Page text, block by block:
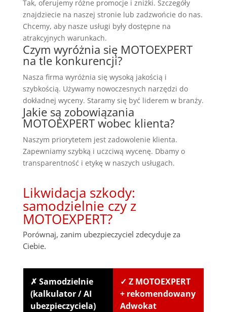
Tak, oferujemy różne promocje i zniżki. Szczegóły
znajdziecie na naszej stronie lub zadzwońcie do nas.
Chcemy, aby nasze usługi były dostępne na
atrakcyjnych warunkach.
Czym wyróżnia się MOTOEXPERT
na tle konkurencji?
Nasza firma wyróżnia się wysoką jakością i
szybkością. Używamy nowoczesnych narzędzi do
dokładnej wyceny. Staramy się być liderem w branży.
Jakie są zobowiązania
MOTOEXPERT wobec klienta?
Naszym priorytetem jest zadowolenie klienta.
Zapewniamy szybką i uczciwą wycenę. Dbamy o
transparentność i etykę w naszych usługach.
Likwidacja szkody:
samodzielnie czy z
MOTOEXPERT?
Porównaj, zanim ubezpieczyciel zdecyduje za
Ciebie.
✗ Samodzielnie
(kalkulator / AI
ubezpieczyciela)
✓ Z MOTOEXPERT
+ rekomendowany
Adwokat